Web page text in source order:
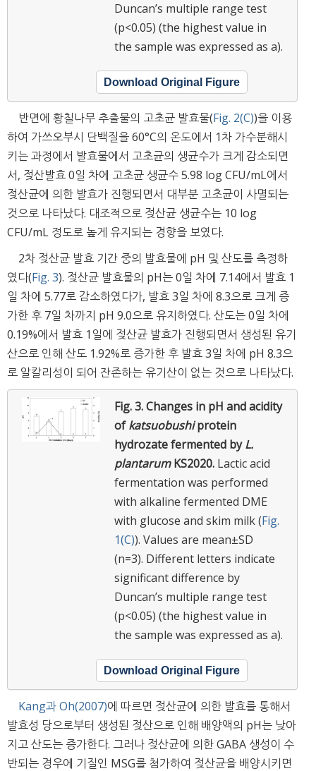
Duncan’s multiple range test
(p<0.05) (the highest value in
the sample was expressed as a).
Download Original Figure
반면에 황칠나무 추출물의 고초균 발효물(Fig. 2(C))을 이용
하여 가쓰오부시 단백질을 60°C의 온도에서 1차 가수분해시
키는 과정에서 발효물에서 고초균의 생균수가 크게 감소되면
서, 젖산발효 0일 차에 고초균 생균수 5.98 log CFU/mL에서
젖산균에 의한 발효가 진행되면서 대부분 고초균이 사멸되는
것으로 나타났다. 대조적으로 젖산균 생균수는 10 log
CFU/mL 정도로 높게 유지되는 경향을 보였다.
2차 젖산균 발효 기간 중의 발효물에 pH 및 산도를 측정하
였다(Fig. 3). 젖산균 발효물의 pH는 0일 차에 7.14에서 발효 1
일 차에 5.77로 감소하였다가, 발효 3일 차에 8.3으로 크게 증
가한 후 7일 차까지 pH 9.0으로 유지하였다. 산도는 0일 차에
0.19%에서 발효 1일에 젖산균 발효가 진행되면서 생성된 유기
산으로 인해 산도 1.92%로 증가한 후 발효 3일 차에 pH 8.3으
로 알칼리성이 되어 잔존하는 유기산이 없는 것으로 나타났다.
Fig. 3.Changes in pH and acidity
ofkatsuobushiprotein
hydrozate fermented byL.
plantarumKS2020. Lactic acid
fermentation was performed
with alkaline fermented DME
with glucose and skim milk (Fig.
1(C)). Values are mean±SD
(n=3). Different letters indicate
significant difference by
Duncan’s multiple range test
(p<0.05) (the highest value in
the sample was expressed as a).
Download Original Figure
Kang과 Oh(2007)에 따르면 젖산균에 의한 발효를 통해서
발효성 당으로부터 생성된 젖산으로 인해 배양액의 pH는 낮아
지고 산도는 증가한다. 그러나 젖산균에 의한 GABA 생성이 수
반되는 경우에 기질인 MSG를 첨가하여 젖산균을 배양시키면